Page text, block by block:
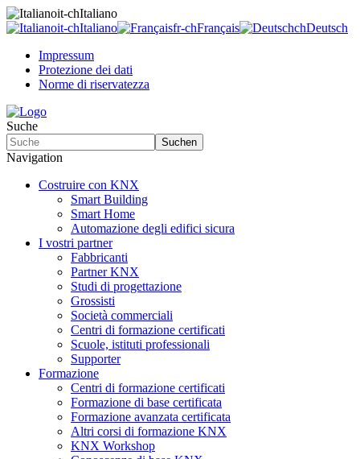
it-chItaliano
it-chItaliano fr-chFrançais chDeutsch
Impressum
Protezione dei dati
Norme di riservatezza
Suche
Suchen
Navigation
Costruire con KNX
Smart Building
Smart Home
Automazione degli edifici sicura
I vostri partner
Fabbricanti
Partner KNX
Studi di progettazione
Grossisti
Società commerciali
Centri di formazione certificati
Scuole, istituti professionali
Supporter
Formazione
Centri di formazione certificati
Formazione di base certificata
Formazione avanzata certificata
Altri corsi di formazione KNX
KNX Workshop